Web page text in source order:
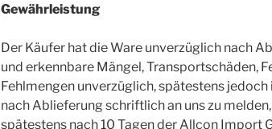
Gewährleistung
Der Käufer hat die Ware unverzüglich nach
und erkennbare Mängel, Transportschäden,
Fehlmengen unverzüglich, spätestens jedoch
nach Ablieferung schriftlich an uns zu
spätestens nach 10 Tagen der Allcon Import